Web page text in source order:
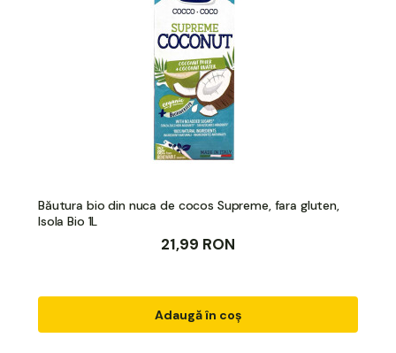
Băutura bio din nuca de cocos Supreme, fara gluten,
Isola Bio 1L
21,99 RON
Adaugă în coș